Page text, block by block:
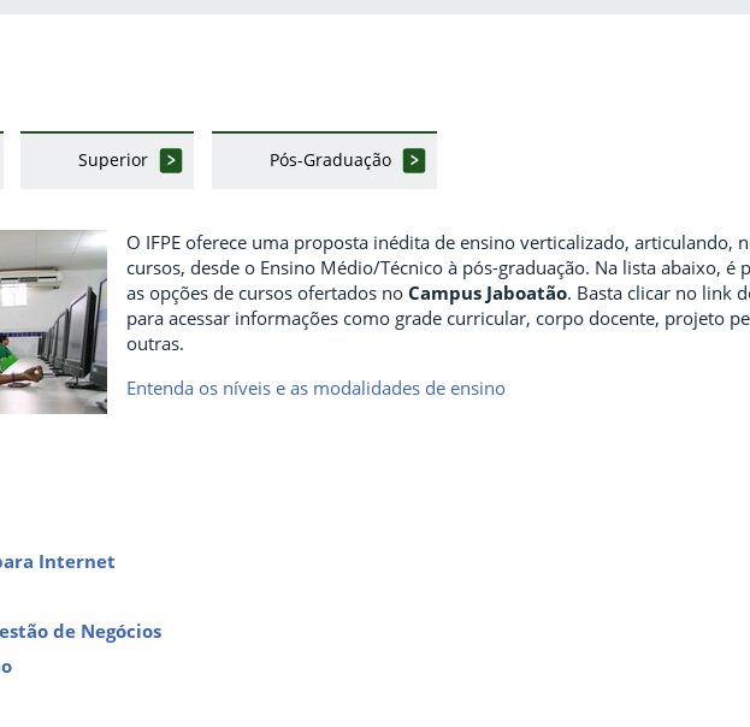
Superior Pós-Graduação
O IFPE oferece uma proposta inédita de ensino verticalizado, articulando,
cursos, desde o Ensino Médio/Técnico à pós-graduação. Na lista abaixo, é
as opções de cursos ofertados no Campus Jaboatão. Basta clicar no link
para acessar informações como grade curricular, corpo docente, projeto
outras.
Entenda os níveis e as modalidades de ensino
Internet
de Negócios